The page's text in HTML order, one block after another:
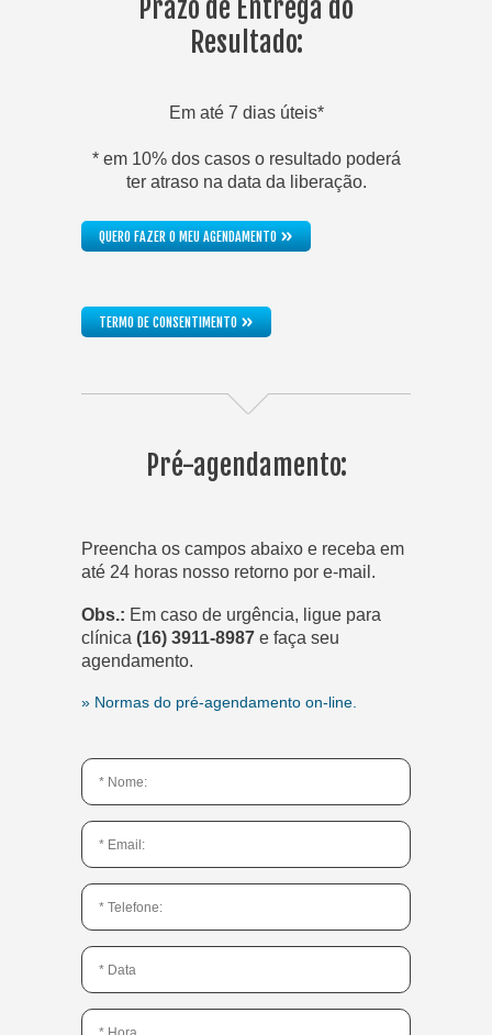
Prazo de Entrega do
Resultado:
Em até 7 dias úteis*
* em 10% dos casos o resultado poderá
ter atraso na data da liberação.
QUERO FAZER O MEU AGENDAMENTO »
TERMO DE CONSENTIMENTO »
Pré-agendamento:
Preencha os campos abaixo e receba em
até 24 horas nosso retorno por e-mail.
Obs.: Em caso de urgência, ligue para
clínica (16) 3911-8987 e faça seu
agendamento.
» Normas do pré-agendamento on-line.